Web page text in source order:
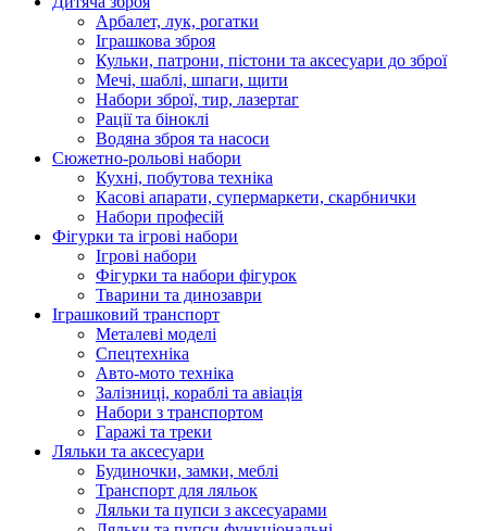
Арбалет, лук, рогатки
Іграшкова зброя
Кульки, патрони, пістони та аксесуари до зброї
Мечі, шаблі, шпаги, щити
Набори зброї, тир, лазертаг
Рації та біноклі
Водяна зброя та насоси
Сюжетно-рольові набори
Кухні, побутова техніка
Касові апарати, супермаркети, скарбнички
Набори професій
Фігурки та ігрові набори
Ігрові набори
Фігурки та набори фігурок
Тварини та динозаври
Іграшковий транспорт
Металеві моделі
Спецтехніка
Авто-мото техніка
Залізниці, кораблі та авіація
Набори з транспортом
Гаражі та треки
Ляльки та аксесуари
Будиночки, замки, меблі
Транспорт для ляльок
Ляльки та пупси з аксесуарами